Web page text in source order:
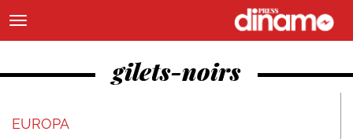
gilets-noirs
EUROPA